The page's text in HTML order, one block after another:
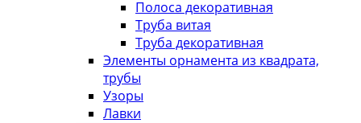
Полоса декоративная
Труба витая
Труба декоративная
Элементы орнамента из квадрата,
трубы
Узоры
Лавки